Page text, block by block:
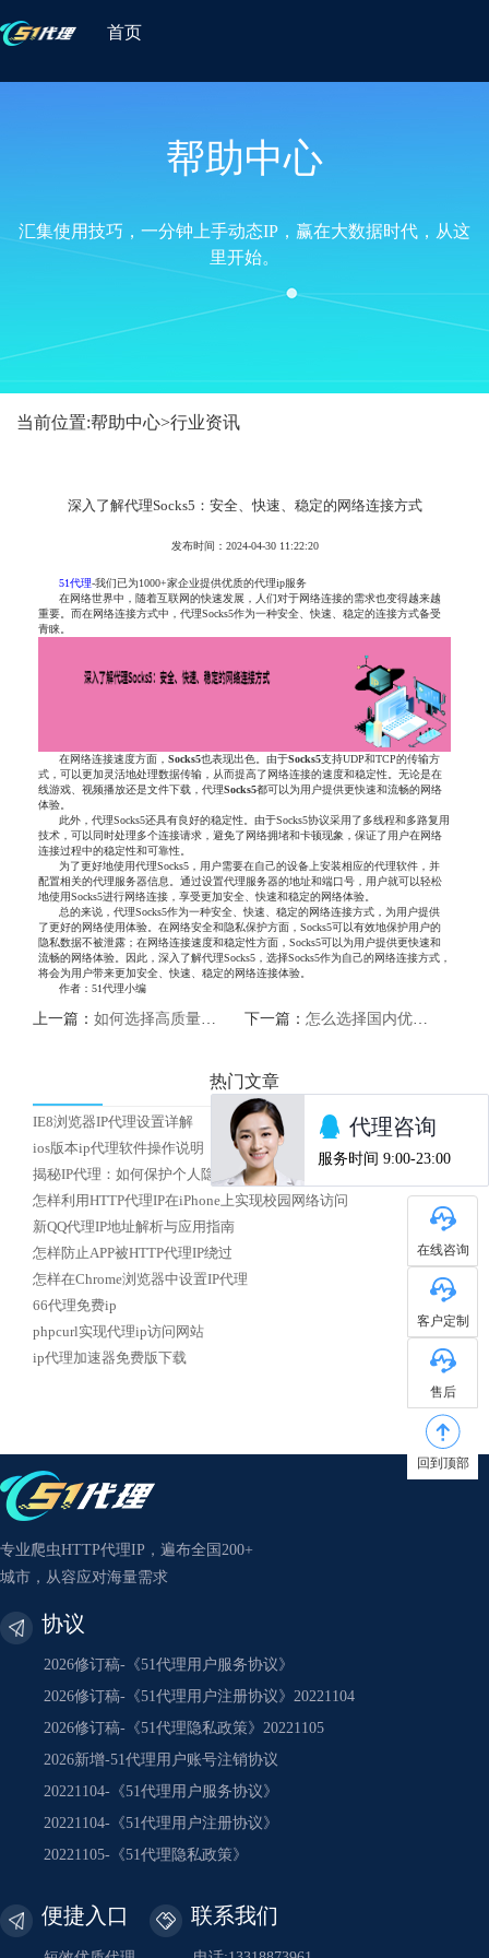
首页
帮助中心
汇集使用技巧，一分钟上手动态IP，赢在大数据时代，从这
里开始。
当前位置:帮助中心>行业资讯
深入了解代理Socks5：安全、快速、稳定的网络连接方式
发布时间：2024-04-30 11:22:20
51代理-我们已为1000+家企业提供优质的代理ip服务
在网络世界中，随着互联网的快速发展，人们对于网络连接的需求也变得越来越
重要。而在网络连接方式中，代理Socks5作为一种安全、快速、稳定的连接方式备受
青睐。
在网络连接速度方面，Socks5也表现出色。由于Socks5支持UDP和TCP的传输方
式，可以更加灵活地处理数据传输，从而提高了网络连接的速度和稳定性。无论是在
线游戏、视频播放还是文件下载，代理Socks5都可以为用户提供更快速和流畅的网络
体验。
此外，代理Socks5还具有良好的稳定性。由于Socks5协议采用了多线程和多路复用
技术，可以同时处理多个连接请求，避免了网络拥堵和卡顿现象，保证了用户在网络
连接过程中的稳定性和可靠性。
为了更好地使用代理Socks5，用户需要在自己的设备上安装相应的代理软件，并
配置相关的代理服务器信息。通过设置代理服务器的地址和端口号，用户就可以轻松
地使用Socks5进行网络连接，享受更加安全、快速和稳定的网络体验。
总的来说，代理Socks5作为一种安全、快速、稳定的网络连接方式，为用户提供
了更好的网络使用体验。在网络安全和隐私保护方面，Socks5可以有效地保护用户的
隐私数据不被泄露；在网络连接速度和稳定性方面，Socks5可以为用户提供更快速和
流畅的网络体验。因此，深入了解代理Socks5，选择Socks5作为自己的网络连接方式，
将会为用户带来更加安全、快速、稳定的网络连接体验。
作者：51代理小编
上一篇： 如何选择高质量的代理IP？ 下一篇： 怎么选择国内优质HTTP代理IP
热门文章
IE8浏览器IP代理设置详解
ios版本ip代理软件操作说明
揭秘IP代理：如何保护个人隐私安全？
怎样利用HTTP代理IP在iPhone上实现校园网络访问
新QQ代理IP地址解析与应用指南
怎样防止APP被HTTP代理IP绕过
怎样在Chrome浏览器中设置IP代理
66代理免费ip
phpcurl实现代理ip访问网站
ip代理加速器免费版下载
在线咨询
客户定制
售后
回到顶部
专业爬虫HTTP代理IP，遍布全国200+
城市，从容应对海量需求
协议
2026修订稿-《51代理用户服务协议》
2026修订稿-《51代理用户注册协议》20221104
2026修订稿-《51代理隐私政策》20221105
2026新增-51代理用户账号注销协议
20221104-《51代理用户服务协议》
20221104-《51代理用户注册协议》
20221105-《51代理隐私政策》
便捷入口 联系我们